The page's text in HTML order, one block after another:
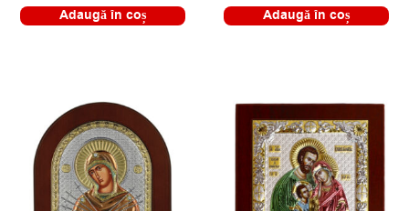
Adaugă în coș Adaugă în coș